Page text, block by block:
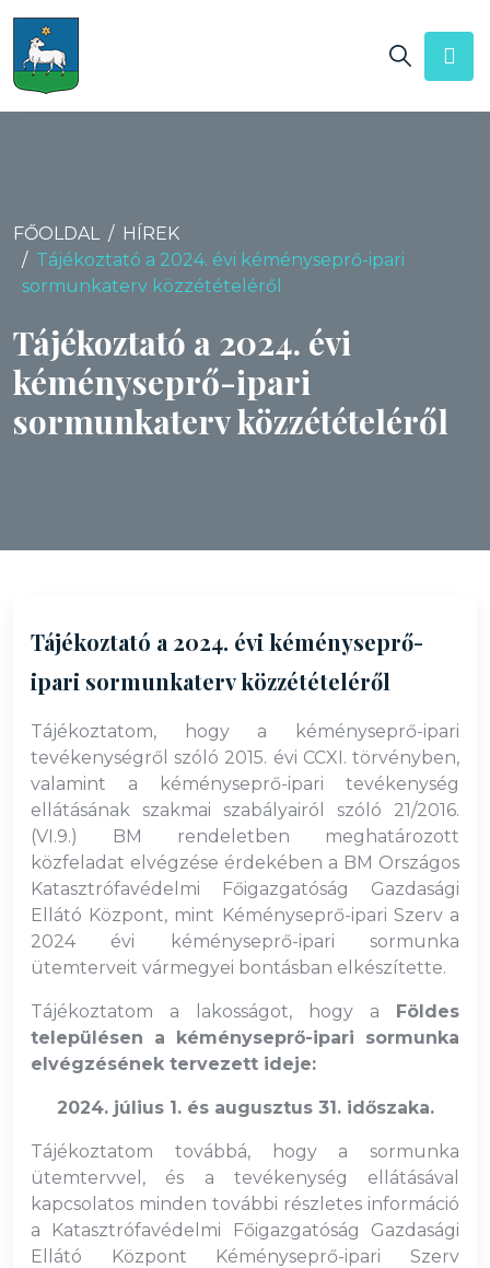
FŐOLDAL
HÍREK
Tájékoztató a 2024. évi kéményseprő-ipari
sormunkaterv közzétételéről
Tájékoztató a 2024. évi
kéményseprő-ipari
sormunkaterv közzétételéről
Tájékoztató a 2024. évi kéményseprő-
ipari sormunkaterv közzétételéről
Tájékoztatom, hogy a kéményseprő-ipari
tevékenységről szóló 2015. évi CCXI. törvényben,
valamint a kéményseprő-ipari tevékenység
ellátásának szakmai szabályairól szóló 21/2016.
(VI.9.) BM rendeletben meghatározott
közfeladat elvégzése érdekében a BM Országos
Katasztrófavédelmi Főigazgatóság Gazdasági
Ellátó Központ, mint Kéményseprő-ipari Szerv a
2024 évi kéményseprő-ipari sormunka
ütemterveit vármegyei bontásban elkészítette.
Tájékoztatom a lakosságot, hogy a Földes
településen a kéményseprő-ipari sormunka
elvégzésének tervezett ideje:
2024. július 1. és augusztus 31. időszaka.
Tájékoztatom továbbá, hogy a sormunka
ütemtervvel, és a tevékenység ellátásával
kapcsolatos minden további részletes információ
a Katasztrófavédelmi Főigazgatóság Gazdasági
Ellátó Központ Kéményseprő-ipari Szerv